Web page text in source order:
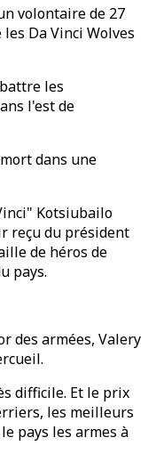
volontaire de 27
Da Vinci Wolves
les
l'est de
dans une
Kotsiubailo
reçu du président
de héros de
pays.
des armées, Valery
difficile. Et le prix
les meilleurs
pays les armes à